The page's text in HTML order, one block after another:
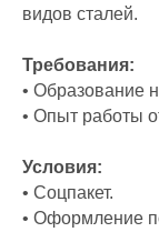
видов сталей.
Требования:
• Образование
• Опыт работы
Условия:
• Соцпакет.
• Оформление